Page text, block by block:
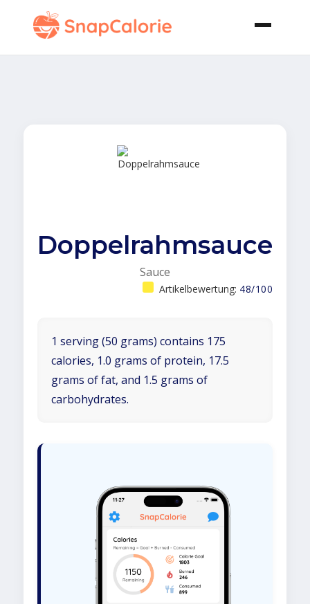
Doppelrahmsauce
Sauce
Artikelbewertung: 48/100
1 serving (50 grams) contains 175
calories, 1.0 grams of protein, 17.5
grams of fat, and 1.5 grams of
carbohydrates.